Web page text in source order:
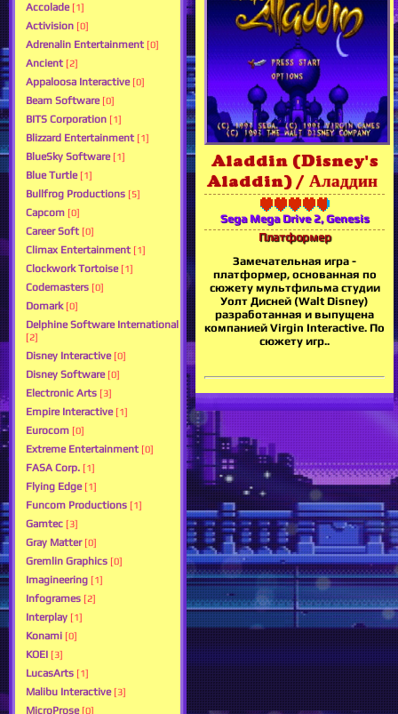
Accolade [1]
Activision [0]
Adrenalin Entertainment [0]
Ancient [2]
Appaloosa Interactive [0]
Beam Software [0]
BITS Corporation [1]
Blizzard Entertainment [1]
BlueSky Software [1]
Blue Turtle [1]
Bullfrog Productions [5]
Capcom [0]
Career Soft [0]
Climax Entertainment [1]
Clockwork Tortoise [1]
Codemasters [0]
Domark [0]
Delphine Software International
[2]
Disney Interactive [0]
Disney Software [0]
Electronic Arts [3]
Empire Interactive [1]
Eurocom [0]
Extreme Entertainment [0]
FASA Corp. [1]
Flying Edge [1]
Funcom Productions [1]
Gamtec [3]
Gray Matter [0]
Gremlin Graphics [0]
Imagineering [1]
Infogrames [2]
Interplay [1]
Konami [0]
KOEI [3]
LucasArts [1]
Malibu Interactive [3]
MicroProse [0]
Aladdin (Disney's
Aladdin) / Аладдин
Sega Mega Drive 2, Genesis
Платформер
Замечательная игра -
платформер, основанная по
сюжету мультфильма студии
Уолт Дисней (Walt Disney)
разработанная и выпущена
компанией Virgin Interactive. По
сюжету игр..